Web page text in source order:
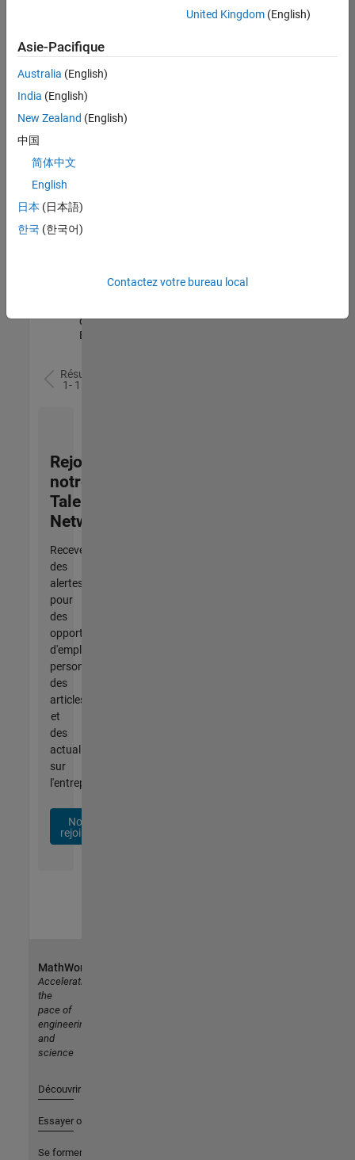
lieu
pour
l’ensemble
des
opportunités
votre
région.
Senior Software Quality Engineer
Senior
Engineer
qualité |
Expérimenté(e)
Résultats
1- 1 de
Rejoignez
notre
Talent
Network
Recevez
des
alertes
pour
des
opportunités
d'emploi
personnalisées,
des
articles
et
des
actualités
sur
l'entreprise.
Nous
rejoindre
United Kingdom(English)
Asie-Pacifique
Australia (English)
India (English)
New Zealand (English)
中国
简体中文
English
日本 (日本語)
한국 (한국어)
Contactez votre bureau local
MathWorks
Accelerating
the
pace of
engineering
and
science
Découvrir les produits
Essayer ou acheter
Se former